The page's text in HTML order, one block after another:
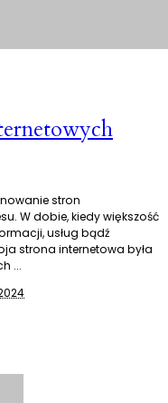
stron
W dobie, kiedy większość
usług bądź
strona internetowa była
...